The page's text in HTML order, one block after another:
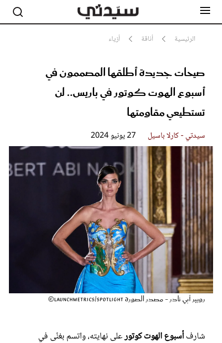
الرئيسية أناقة أزياء
صيحات جديدة أطلقها المصممون في
أسبوع الهوت كوتور في باريس.. لن
تستطيعي مقاومتها
سيدتي - كارلا باسيل 27 يونيو 2024
روبير أبي نادر - مصدر الصورة Launchmetrics/Spotlight©
شارفأسبوع الهوت كوتورعلى نهايته، واتسم بغنًى في
مشاهير
جمال
سيدتي وطفلك
بلس+
فيديو
مطبخ سيدتي
مقالات الرأي
ستايل
تقارير
عروس سيدتي